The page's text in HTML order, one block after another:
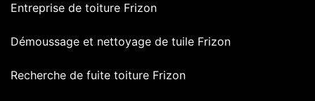
Entreprise de toiture Frizon
Démoussage et nettoyage de tuile Frizon
Recherche de fuite toiture Frizon